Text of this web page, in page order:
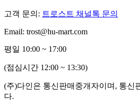
고객 문의: 트로스트 채널톡 문의
Email: trost@hu-mart.com
평일 10:00 ~ 17:00
(점심시간 12:00 ~ 13:30)
(주)다인은 통신판매중개자이며, 통신
다.